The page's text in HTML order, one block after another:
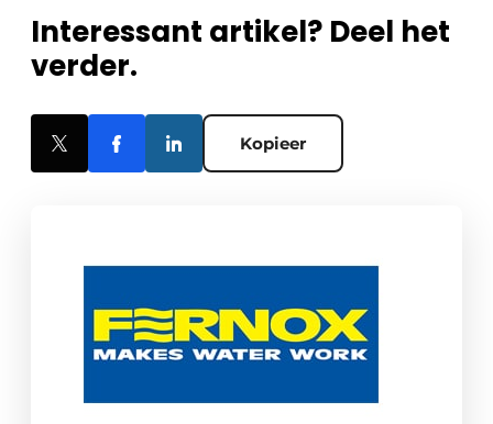
Interessant artikel? Deel het
verder.
Kopieer